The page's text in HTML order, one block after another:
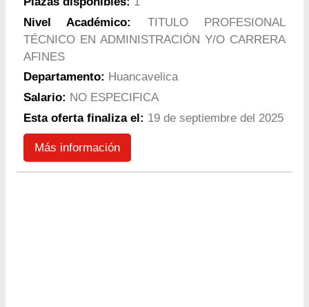
Nivel Académico:
TITULO PROFESIONAL
TÉCNICO EN ADMINISTRACIÓN Y/O CARRERA
AFINES
Departamento: Huancavelica
Salario: NO ESPECIFICA
Esta oferta finaliza el: 19 de septiembre del 2025
Más información